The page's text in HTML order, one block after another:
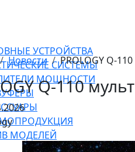
УСТРОЙСТВА
СИСТЕМЫ
МОЩНОСТИ
МОДЕЛЕЙ
Новости PROLOGY Q-
Q-110